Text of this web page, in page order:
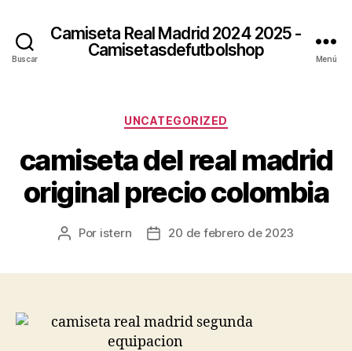
Buscar
Camiseta Real Madrid 2024 2025 -
Camisetasdefutbolshop
Menú
Categorías
UNCATEGORIZED
camiseta del real madrid
original precio colombia
Autor
Por istern
Fecha20 de febrero de 2023